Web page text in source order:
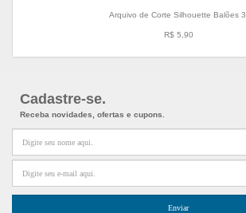
Arquivo de Corte Silhouette Balões 3.
R$ 5,90
Cadastre-se.
Receba novidades, ofertas e cupons.